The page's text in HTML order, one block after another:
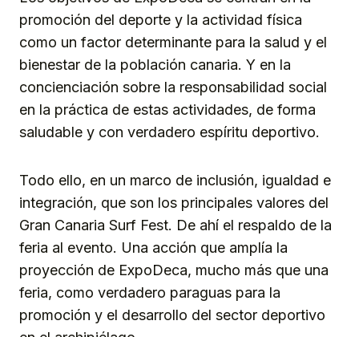
promoción del deporte y la actividad física
como un factor determinante para la salud y el
bienestar de la población canaria. Y en la
concienciación sobre la responsabilidad social
en la práctica de estas actividades, de forma
saludable y con verdadero espíritu deportivo.
Todo ello, en un marco de inclusión, igualdad e
integración, que son los principales valores del
Gran Canaria Surf Fest. De ahí el respaldo de la
feria al evento. Una acción que amplía la
proyección de ExpoDeca, mucho más que una
feria, como verdadero paraguas para la
promoción y el desarrollo del sector deportivo